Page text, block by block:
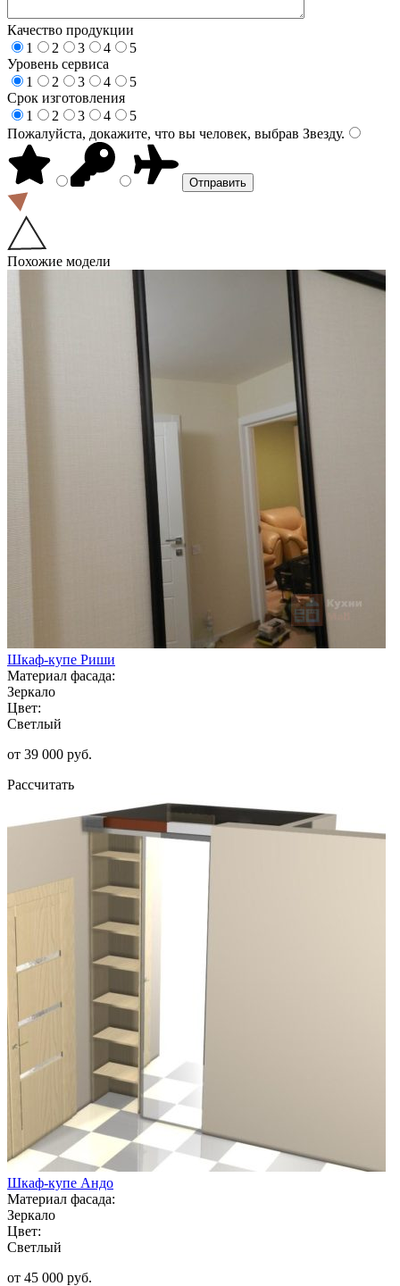
Качество продукции
1
2 3 4
5
Уровень сервиса
1
2 3 4
5
Срок изготовления
1
2 3 4
5
Пожалуйста, докажите, что вы человек, выбрав Звезду.
Похожие модели
Шкаф-купе Риши
Материал фасада:
Зеркало
Цвет:
Светлый
от 39 000 руб.
Рассчитать
Шкаф-купе Андо
Материал фасада:
Зеркало
Цвет:
Светлый
от 45 000 руб.